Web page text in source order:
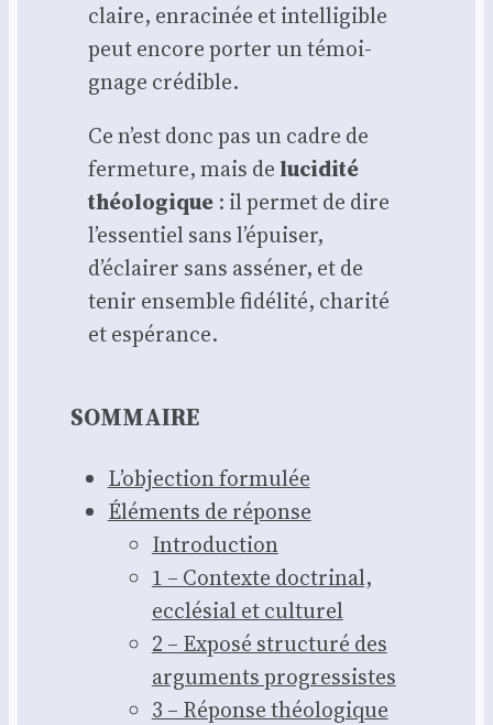
claire, enra­ci­née et intel­li­gible
peut encore por­ter un témoi­
gnage cré­dible.
Ce n’est donc pas un cadre de
fer­me­ture, mais de luci­di­té
théo­lo­gique : il per­met de dire
l’essentiel sans l’épuiser,
d’éclairer sans assé­ner, et de
tenir ensemble fidé­li­té, cha­ri­té
et espé­rance.
SOMMAIRE
L’ob­jec­tion for­mu­lée
Élé­ments de réponse
Intro­duc­tion
1 – Contexte doc­tri­nal,
ecclé­sial et cultu­rel
2 – Expo­sé struc­tu­ré des
argu­ments pro­gres­sistes
3 – Réponse théo­lo­gique